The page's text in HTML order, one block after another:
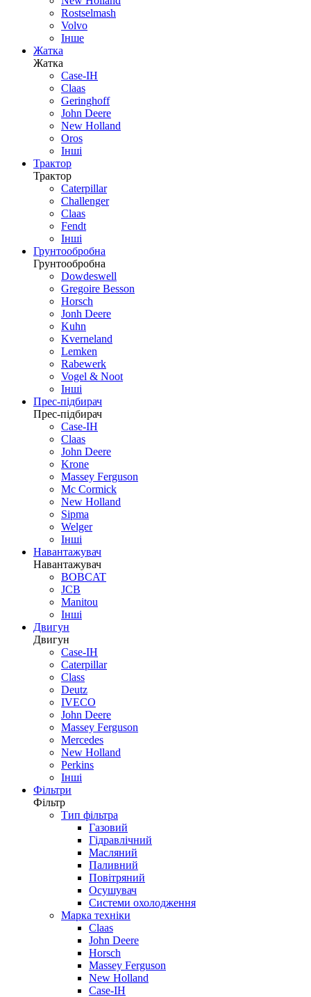
Rostselmash
Volvo
Інше
Жатка
Жатка
Case-IH
Claas
Geringhoff
John Deere
New Holland
Oros
Інші
Трактор
Трактор
Caterpillar
Challenger
Claas
Fendt
Інші
Грунтообробна
Грунтообробна
Dowdeswell
Gregoire Besson
Horsch
Jonh Deere
Kuhn
Kverneland
Lemken
Rabewerk
Vogel & Noot
Інші
Прес-підбирач
Прес-підбирач
Case-IH
Claas
John Deere
Krone
Massey Ferguson
Mc Cormick
New Holland
Sipma
Welger
Інші
Навантажувач
Навантажувач
BOBCAT
JCB
Manitou
Інші
Двигун
Двигун
Case-IH
Caterpillar
Class
Deutz
IVECO
John Deere
Massey Ferguson
Mercedes
New Holland
Perkins
Інші
Фільтри
Фільтр
Тип фільтра
Газовий
Гідравлічний
Масляний
Паливний
Повітряний
Осушувач
Системи охолодження
Марка техніки
Claas
John Deere
Horsch
Massey Ferguson
New Holland
Case-IH